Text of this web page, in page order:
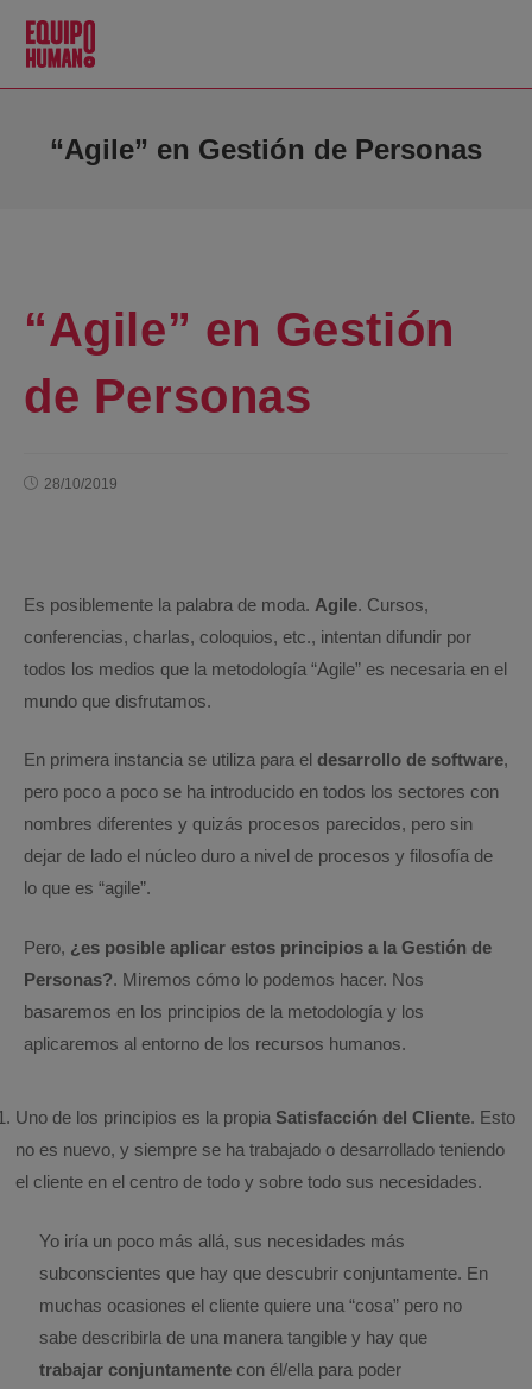
“Agile” en Gestión de Personas
“Agile” en Gestión
de Personas
28/10/2019
Es posiblemente la palabra de moda. Agile. Cursos,
conferencias, charlas, coloquios, etc., intentan difundir por
todos los medios que la metodología “Agile” es necesaria en el
mundo que disfrutamos.
En primera instancia se utiliza para el desarrollo de software,
pero poco a poco se ha introducido en todos los sectores con
nombres diferentes y quizás procesos parecidos, pero sin
dejar de lado el núcleo duro a nivel de procesos y filosofía de
lo que es “agile”.
Pero, ¿es posible aplicar estos principios a la Gestión de
Personas?. Miremos cómo lo podemos hacer. Nos
basaremos en los principios de la metodología y los
aplicaremos al entorno de los recursos humanos.
Uno de los principios es la propia Satisfacción del Cliente. Esto
no es nuevo, y siempre se ha trabajado o desarrollado teniendo
el cliente en el centro de todo y sobre todo sus necesidades.
Yo iría un poco más allá, sus necesidades más
subconscientes que hay que descubrir conjuntamente. En
muchas ocasiones el cliente quiere una “cosa” pero no
sabe describirla de una manera tangible y hay que
trabajar conjuntamente con él/ella para poder